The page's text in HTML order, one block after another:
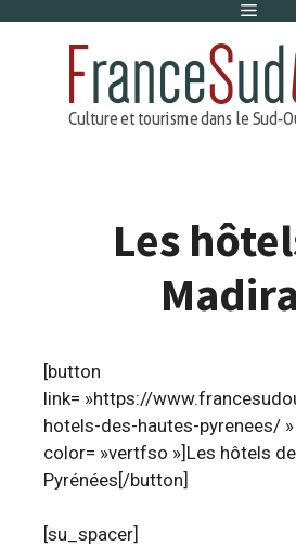
Menu
Les
[button
link= »https://
hotels-des-hautes-pyrenees/ »
color= »vertfso »]Les hôtels
Pyrénées[/button]
[su_spacer]